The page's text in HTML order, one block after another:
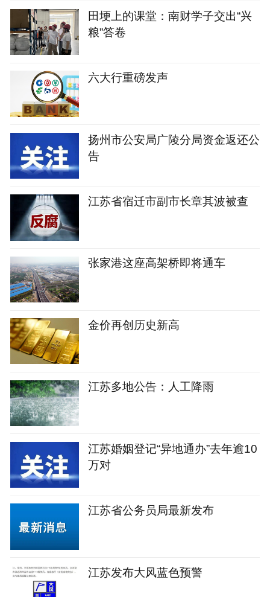
田埂上的课堂：南财学子交出“兴
粮”答卷
六大行重磅发声
扬州市公安局广陵分局资金返还公
告
江苏省宿迁市副市长章其波被查
张家港这座高架桥即将通车
金价再创历史新高
江苏多地公告：人工降雨
江苏婚姻登记“异地通办”去年逾10
万对
江苏省公务员局最新发布
江苏发布大风蓝色预警